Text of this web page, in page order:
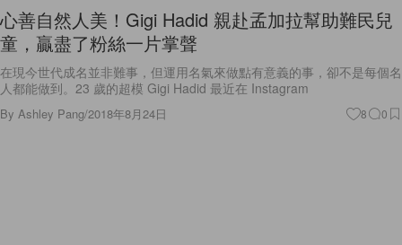
心善自然人美！Gigi Hadid 親赴孟加拉幫助難民兒
童，贏盡了粉絲一片掌聲
在現今世代成名並非難事，但運用名氣來做點有意義的事，卻不是每個名
人都能做到。23 歲的超模 Gigi Hadid 最近在 Instagram
By Ashley Pang/2018年8月24日 8 0